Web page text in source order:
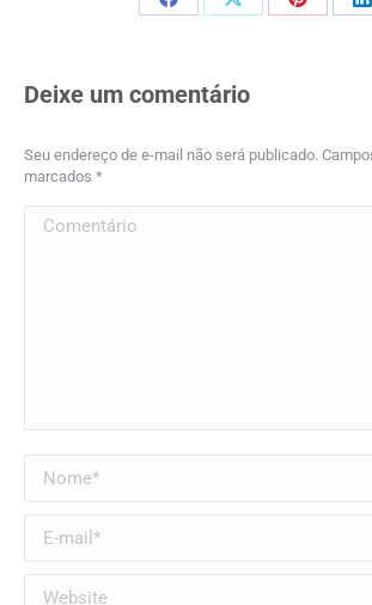
Compartilhar
Facebook
Compartilhar
X
Deixe um comentário
Seu endereço de e-mail não será publicado.
marcados *
Comentário
Nome *
E-mail *
Website